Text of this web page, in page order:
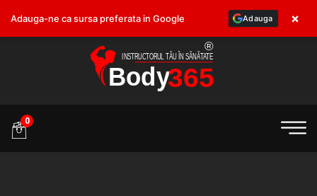
0
Adauga-ne ca sursa preferata in Google Adauga ×